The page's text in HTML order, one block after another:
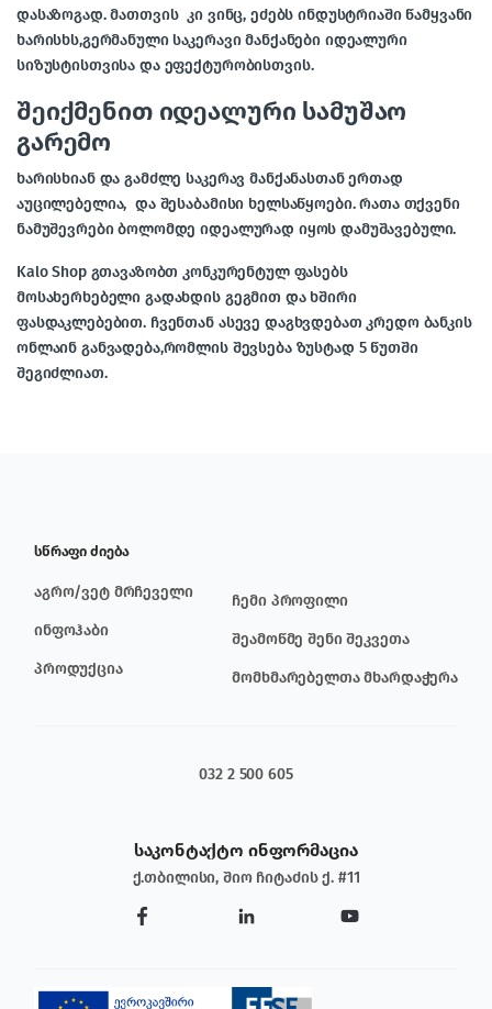
დასაზოგად. მათთვის კი ვინც, ეძებს ინდუსტრიაში წამყვანი
ხარისხს,გერმანულისაკერავი მანქანებიიდეალური
სიზუსტისთვისა და ეფექტურობისთვის.
შეიქმენით იდეალური სამუშაო
გარემო
ხარისხიან და გამძლე საკერავ მანქანასთანერთად
აუცილებელია, და შესაბამისი ხელსაწყოები. რათა თქვენი
ნამუშევრები ბოლომდე იდეალურად იყოს დამუშავებული.
Kalo Shop გთავაზობთ კონკურენტულ ფასებს
მოსახერხებელი გადახდის გეგმით და ხშირი
ფასდაკლებებით. ჩვენთან ასევე დაგხვდებათ კრედო ბანკის
ონლაინ განვადება,რომლის შევსება ზუსტად 5 წუთში
შეგიძლიათ.
სწრაფი ძიება
აგრო/ვეტ მრჩეველი
ინფოჰაბი
პროდუქცია
ჩემი პროფილი
შეამოწმე შენი შეკვეთა
მომხმარებელთა მხარდაჭერა
032 2 500 605
საკონტაქტო ინფორმაცია
ქ.თბილისი, შიო ჩიტაძის ქ. #11